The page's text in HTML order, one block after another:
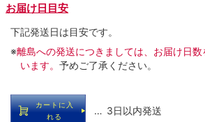
お届け日目安
下記発送日は目安です。
※離島への発送につきましては、お届け日
います。 予めご了承ください。
カートに入
れる
… 3日以内発送